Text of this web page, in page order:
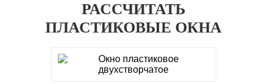
РАССЧИТАТЬ
ПЛАСТИКОВЫЕ ОКНА